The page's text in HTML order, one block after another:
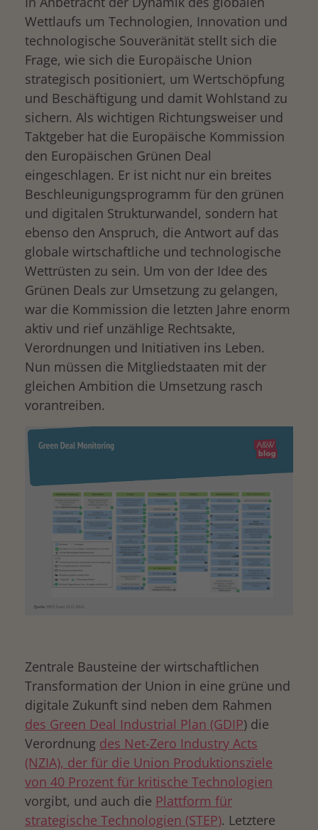
Wettlaufs um Technologien, Innovation und
technologische Souveränität stellt sich die
Frage, wie sich die Europäische Union
strategisch positioniert, um Wertschöpfung
und Beschäftigung und damit Wohlstand zu
sichern. Als wichtigen Richtungsweiser und
Taktgeber hat die Europäische Kommission
den Europäischen Grünen Deal
eingeschlagen. Er ist nicht nur ein breites
Beschleunigungsprogramm für den grünen
und digitalen Strukturwandel, sondern hat
ebenso den Anspruch, die Antwort auf das
globale wirtschaftliche und technologische
Wettrüsten zu sein. Um von der Idee des
Grünen Deals zur Umsetzung zu gelangen,
war die Kommission die letzten Jahre enorm
aktiv und rief unzählige Rechtsakte,
Verordnungen und Initiativen ins Leben.
Nun müssen die Mitgliedstaaten mit der
gleichen Ambition die Umsetzung rasch
vorantreiben.
Zentrale Bausteine der wirtschaftlichen
Transformation der Union in eine grüne und
digitale Zukunft sind neben dem Rahmen
des Green Deal Industrial Plan (GDIP) die
Verordnung des Net-Zero Industry Acts
(NZIA), der für die Union Produktionsziele
von 40 Prozent für kritische Technologien
vorgibt, und auch die Plattform für
strategische Technologien (STEP). Letztere